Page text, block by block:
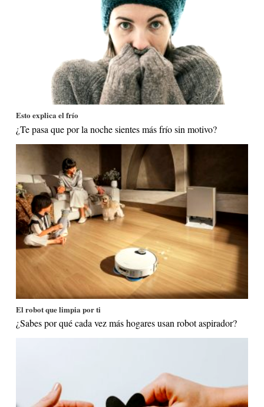
Esto explica el frío
¿Te pasa que por la noche sientes más frío sin motivo?
El robot que limpia por ti
¿Sabes por qué cada vez más hogares usan robot aspirador?